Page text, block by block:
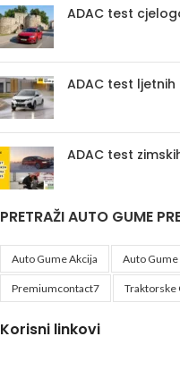
ADAC test
ADAC test
ADAC test
PRETRAŽI AUTO GUME
Auto Gume Akcija Auto
Premiumcontact7 Traktorske
Korisni linkovi